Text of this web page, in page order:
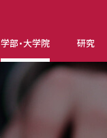
学部・大学院 研究